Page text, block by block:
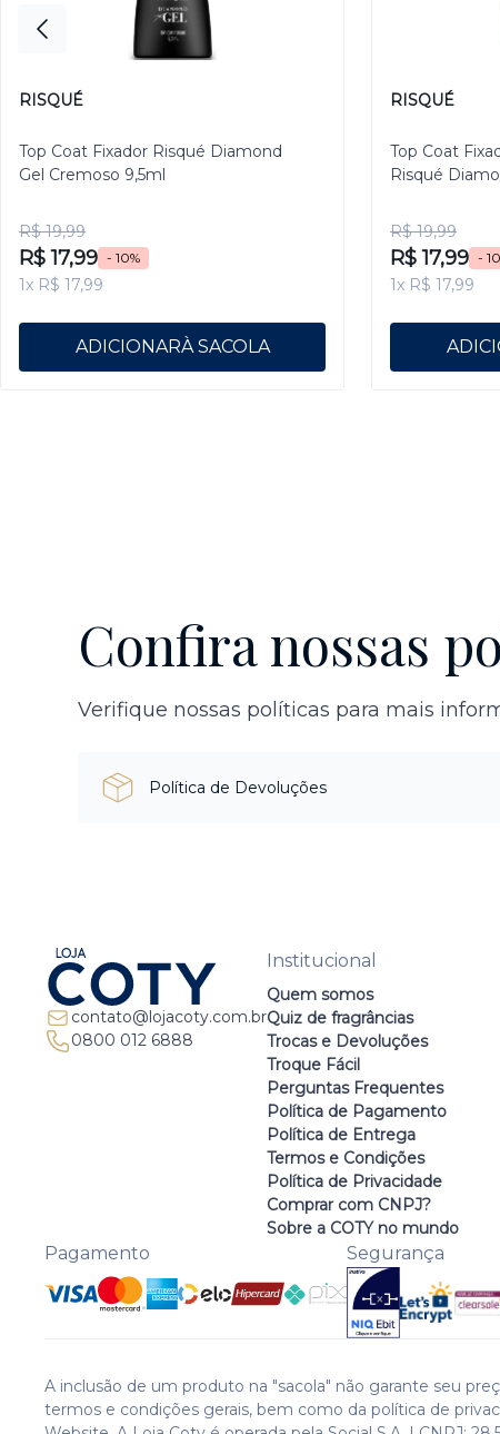
RISQUÉ
Top Coat Fixador Risqué Diamond
Gel Cremoso 9,5ml
R$ 19,99
R$ 17,99 - 10%
1x R$ 17,99
ADICIONAR
RISQUÉ
Top Coat
Risqué
R$ 19,99
R$ 17,99 -
1x R$ 17,99
Confira nossas
Verifique nossas políticas para mais
Política de Devoluções
contato@lojacoty.com.br
0800 012 6888
Institucional
Quem somos
Quiz de fragrâncias
Trocas e Devoluções
Troque Fácil
Perguntas Frequentes
Política de Pagamento
Política de Entrega
Termos e Condições
Política de Privacidade
Comprar com CNPJ?
Sobre a COTY no mundo
Pagamento Segurança
A inclusão de um produto na "sacola" não garante seu
termos e condições gerais, bem como da política de